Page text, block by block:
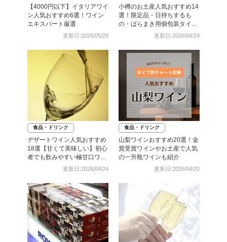
【4000円以下】イタリアワイ
ン人気おすすめ6選！ワイン
エキスパート厳選
更新日:2026/05/28
小樽のお土産人気おすすめ14
選！限定品・日持ちするも
の・ばらまき用個包装タイプ
更新日:2026/04/24
食品・ドリンク
デザートワイン人気おすすめ
18選【甘くて美味しい】初心
者でも飲みやすい極甘口ワイ
更新日:2026/04/24
食品・ドリンク
山梨ワインおすすめ20選！金
賞受賞ワインやお土産で人気
の一升瓶ワインも紹介
更新日:2026/04/20